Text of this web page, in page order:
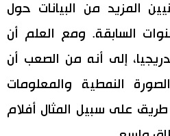
المزيد من البيانات حول
السابقة. ومع العلم أن
إلى أنه من الصعب أن
النمطية والمعلومات
طريق على سبيل المثال أفلام